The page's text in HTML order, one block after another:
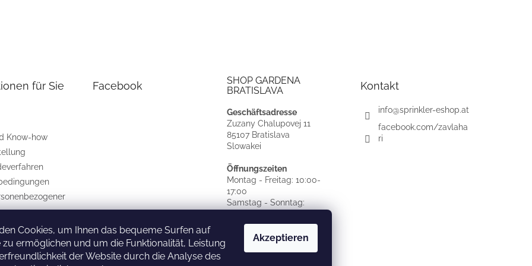
Cookies, um Ihnen das bequeme Surfen auf
zu ermöglichen und um die Funktionalität, Leistung
der Website durch die Analyse des
Akzeptieren
für Sie
Know-how
Facebook
SHOP GARDENA
BRATISLAVA
Geschäftsadresse
Zuzany Chalupovej 11
85107 Bratislava
Slowakei
Öffnungszeiten
Montag - Freitag: 10:00-
17:00
Samstag - Sonntag:
SK
Kontakt
info@sprinkler-eshop.at
facebook.com/zavlaha
ri